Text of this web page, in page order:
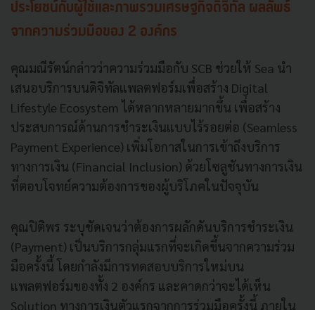
ประโยชน์กับผู้ใช้และภาพรวมเศรษฐกิจดิจิทัล ผลลัพธ์
จากความร่วมมือของ 2 องค์กร
คุณมณีรัตน์กล่าวว่าความร่วมมือกับ SCB ช่วยให้ Sea นำ
เสนอบริการบนดิจิทัลแพลตฟอร์มเพื่อสร้าง Digital
Lifestyle Ecosystem ได้หลากหลายมากขึ้น เพื่อสร้าง
ประสบการณ์ด้านการชำระเงินแบบไร้รอยต่อ (Seamless
Payment Experience) เพิ่มโอกาสในการเข้าถึงบริการ
ทางการเงิน (Financial Inclusion) ด้วยโซลูชันทางการเงิน
ที่ตอบโจทย์ความต้องการของผู้บริโภคในปัจจุบัน
คุณปิติพร ระบุชัดเจนว่าต้องการผลักดันบริการชำระเงิน
(Payment) เป็นบริการกลุ่มแรกที่จะเกิดขึ้นจากความร่วม
มือครั้งนี้ โดยกำลังมีการทดสอบบริการใหม่บน
แพลตฟอร์มของทั้ง 2 องค์กร และคาดกว่าจะได้เห็น
Solution ทางการเงินตัวแรกจากการร่วมมือครั้งนี้ ภายใน